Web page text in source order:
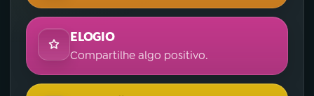
ELOGIO
Compartilhe algo positivo.